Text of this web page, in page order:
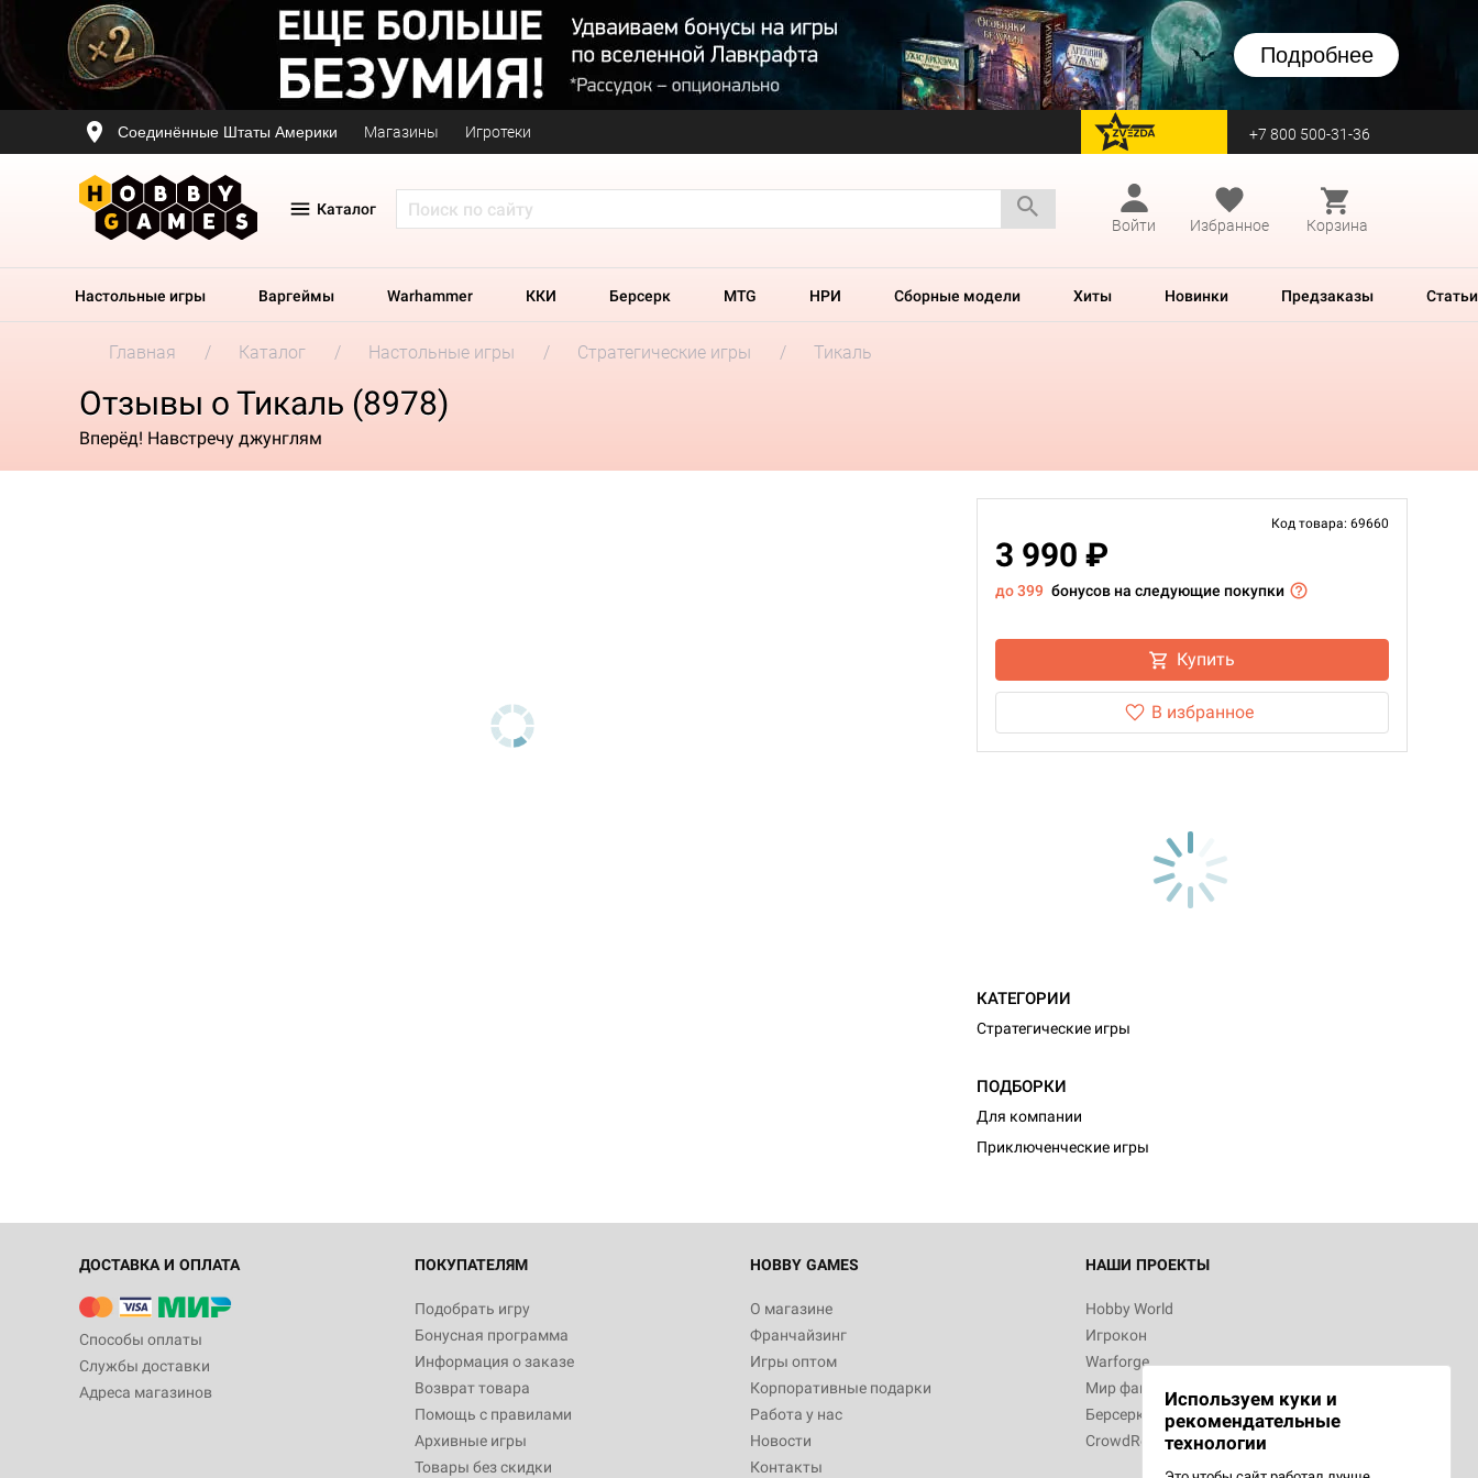
Подробнее
Соединённые Штаты Америки Магазины Игротеки перейти на Zvezda +7 800 500-31-36
Каталог
Войти
Избранное Корзина
Настольные игры Варгеймы Warhammer ККИ Берсерк MTG НРИ Сборные модели Хиты Новинки Предзаказы Статьи
Главная Каталог Настольные игры Стратегические игры Тикаль
Отзывы о Тикаль (8978)
Вперёд! Навстречу джунглям
Код товара: 69660
3 990 ₽
до 399 бонусов на следующие покупки
Купить
В избранное
КАТЕГОРИИ
Стратегические игры
ПОДБОРКИ
Для компании
Приключенческие игры
ДОСТАВКА И ОПЛАТА
Способы оплаты
Службы доставки
Адреса магазинов
ПОКУПАТЕЛЯМ
Подобрать игру
Бонусная программа
Информация о заказе
Возврат товара
Помощь с правилами
Архивные игры
Товары без скидки
HOBBY GAMES
О магазине
Франчайзинг
Игры оптом
Корпоративные подарки
Работа у нас
Новости
Контакты
НАШИ ПРОЕКТЫ
Hobby World
Игрокон
Warforge
Мир фантастики
Берсерк
CrowdRepublic
Используем куки и
рекомендательные
технологии